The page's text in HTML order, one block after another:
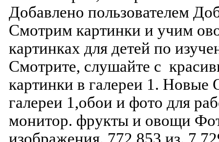
Добавлено пользователем
Смотрим картинки и учим
картинках для детей по
Смотрите, слушайте с
картинки в галереи 1.
галереи 1,обои и фото для
монитор. фрукты и овощи